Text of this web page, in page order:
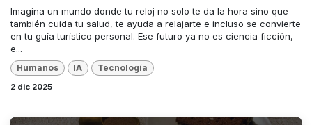
Imagina un mundo donde tu reloj no solo te da la hora sino que
también cuida tu salud, te ayuda a relajarte e incluso se convierte
en tu guía turístico personal. Ese futuro ya no es ciencia ficción,
e...
Humanos IA Tecnología
2 dic 2025